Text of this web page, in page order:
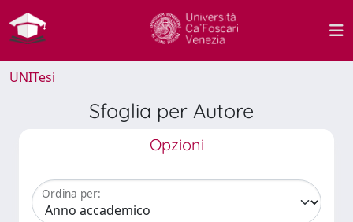
UNITesi
Sfoglia per Autore
Opzioni
Ordina per: